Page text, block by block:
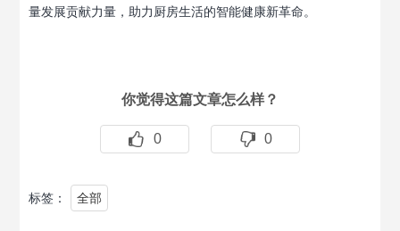
量发展贡献力量，助力厨房生活的智能健康新革命。
你觉得这篇文章怎么样？
0 0
标签： 全部